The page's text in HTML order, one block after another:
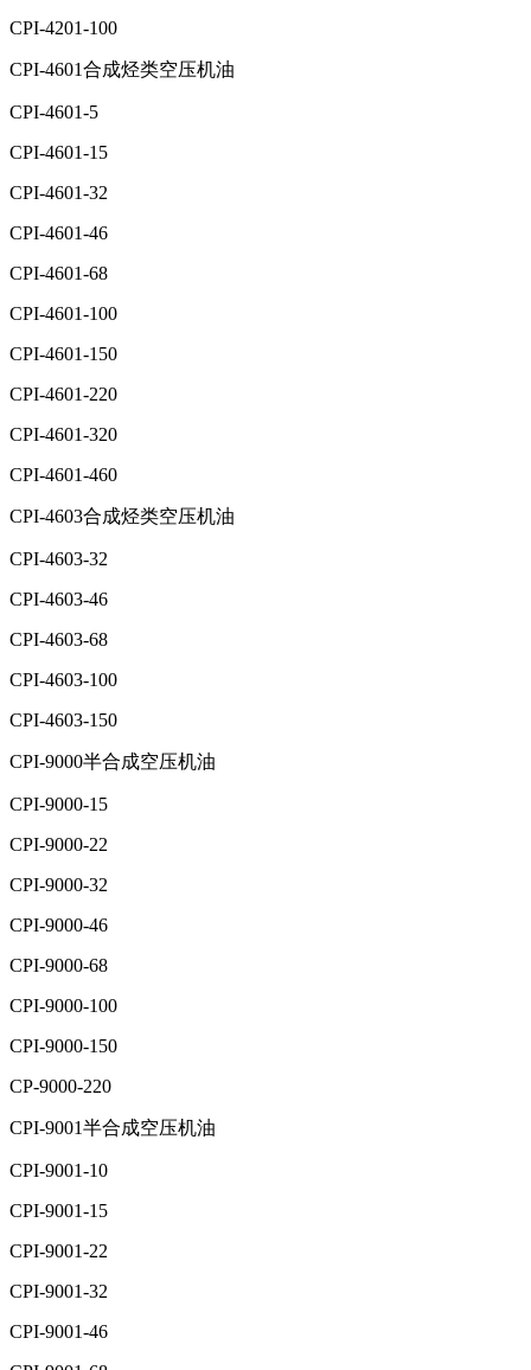
CPI-4201-100
CPI-4601合成烃类空压机油
CPI-4601-5
CPI-4601-15
CPI-4601-32
CPI-4601-46
CPI-4601-68
CPI-4601-100
CPI-4601-150
CPI-4601-220
CPI-4601-320
CPI-4601-460
CPI-4603合成烃类空压机油
CPI-4603-32
CPI-4603-46
CPI-4603-68
CPI-4603-100
CPI-4603-150
CPI-9000半合成空压机油
CPI-9000-15
CPI-9000-22
CPI-9000-32
CPI-9000-46
CPI-9000-68
CPI-9000-100
CPI-9000-150
CP-9000-220
CPI-9001半合成空压机油
CPI-9001-10
CPI-9001-15
CPI-9001-22
CPI-9001-32
CPI-9001-46